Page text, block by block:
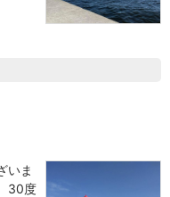
いま
30度